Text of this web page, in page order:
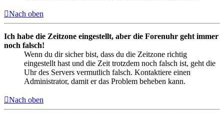
Nach oben
Ich habe die Zeitzone eingestellt, aber die Forenuhr geht immer
noch falsch!
Wenn du dir sicher bist, dass du die Zeitzone richtig
eingestellt hast und die Zeit trotzdem noch falsch ist, geht die
Uhr des Servers vermutlich falsch. Kontaktiere einen
Administrator, damit er das Problem beheben kann.
Nach oben